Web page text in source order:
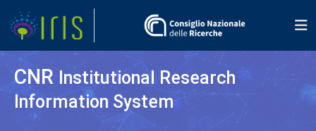
CNR Institutional Research
Information System